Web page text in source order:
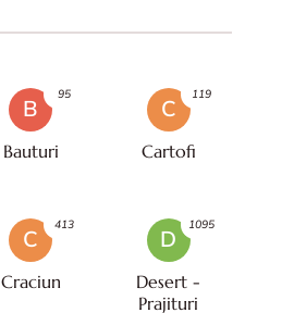
B
Bauturi
95
C
Cartofi
119
C
Craciun
413
D
Desert -
Prajituri
1095